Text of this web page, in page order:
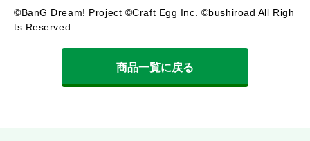
©BanG Dream! Project ©Craft Egg Inc. ©bushiroad All Righ
ts Reserved.
商品一覧に戻る